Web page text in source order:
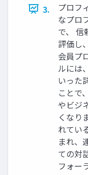
3.
プロフ
なプロ
で、 信
評価し
会員プ
ルには
いった
ことで
やビジ
くなり
れてい
まれ、
ての対
フォー